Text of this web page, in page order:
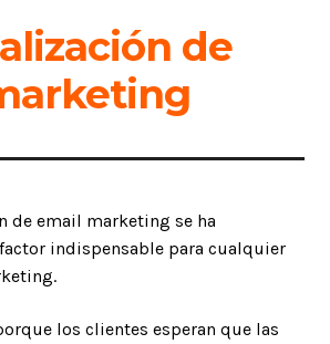
de
de email marketing se ha
indispensable para cualquier
los clientes esperan que las